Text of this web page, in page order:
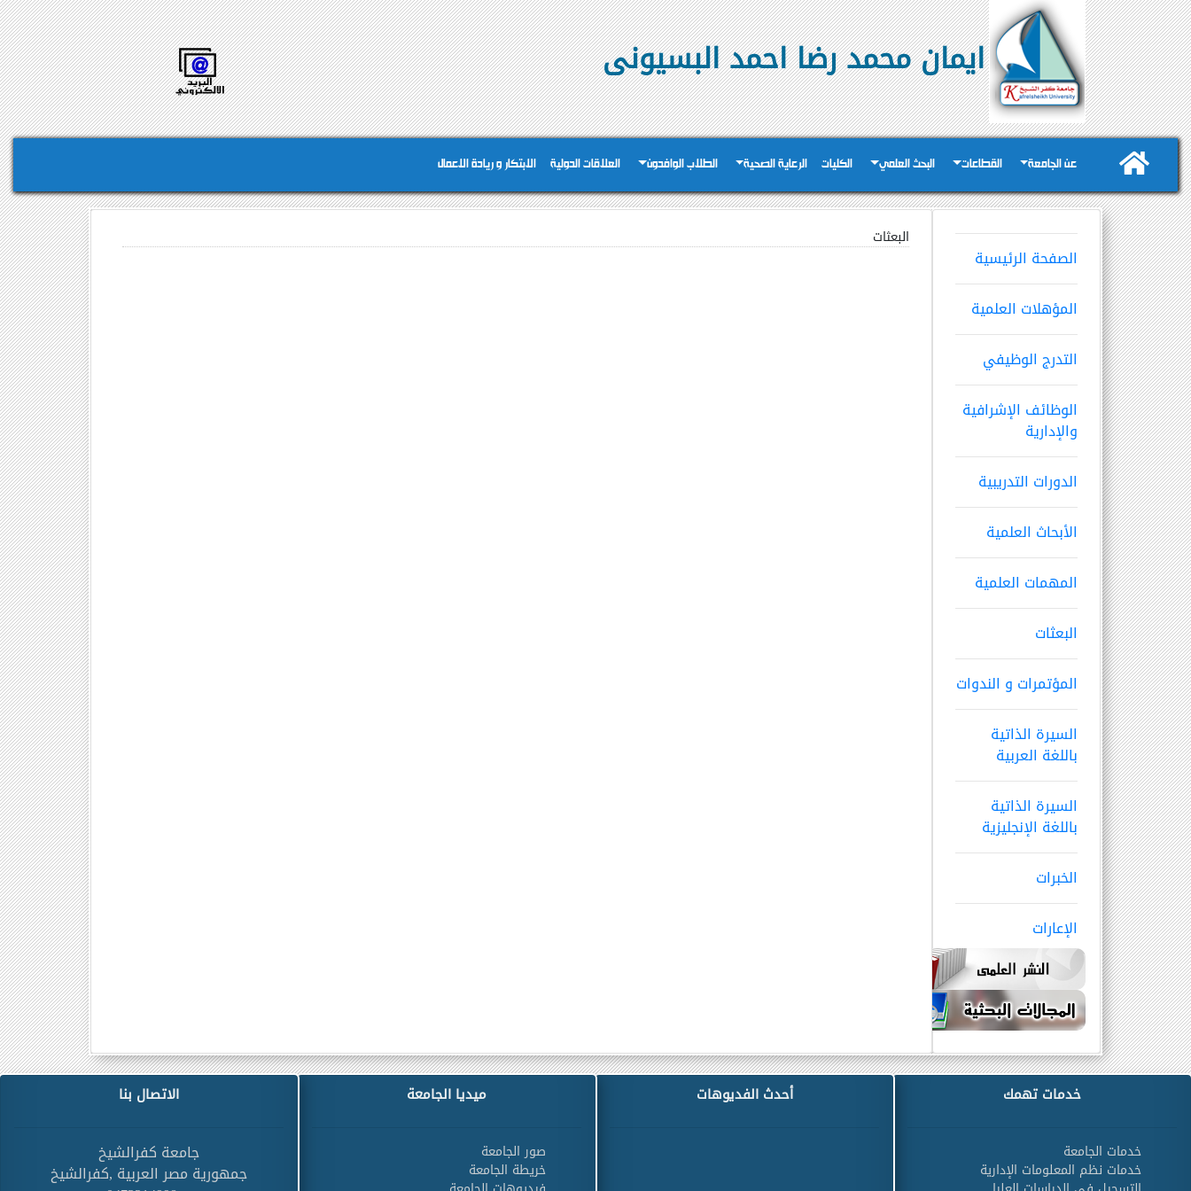
ايمان محمد رضا احمد البسيونى
عن الجامعة القطاعات البحث العلمي الكليات الرعاية الصحية الطلاب الوافدون العلاقات الدولية الابتكار و ريادة الاعمال
الصفحة الرئيسية
المؤهلات العلمية
التدرج الوظيفي
الوظائف الإشرافية
والإدارية
الدورات التدريبية
الأبحاث العلمية
المهمات العلمية
البعثات
المؤتمرات و الندوات
السيرة الذاتية
باللغة العربية
السيرة الذاتية
باللغة الإنجليزية
الخبرات
الإعارات
البعثات
خدمات تهمك
خدمات الجامعة
خدمات نظم المعلومات الإدارية
أحدث الفديوهات ميديا الجامعة
صور الجامعة
خريطة الجامعة
الاتصال بنا
جامعة كفرالشيخ
جمهورية مصر العربية ,كفرالشيخ